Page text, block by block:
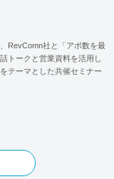
RevComn社と「アポ数を最
トークと営業資料を活用し
テーマとした共催セミナー